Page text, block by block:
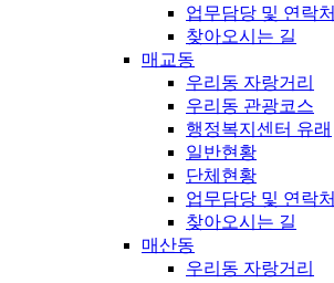
업무담당 및 연락처
찾아오시는 길
매교동
우리동 자랑거리
우리동 관광코스
행정복지센터 유래
일반현황
단체현황
업무담당 및 연락처
찾아오시는 길
매산동
우리동 자랑거리